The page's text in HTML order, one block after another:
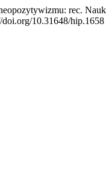
rec.
10.31648/hip.1658